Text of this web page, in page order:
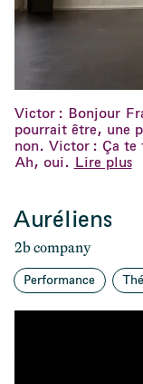
Victor : Bonjour
pourrait être, une
non. Victor : Ça te
Ah, oui. Lire plus
Auréliens
2b company
Performance